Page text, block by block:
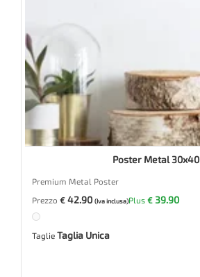
Poster Metal 30x40
Premium Metal Poster
Prezzo € 42.90 (Iva inclusa)Plus € 39.90
Taglie Taglia Unica